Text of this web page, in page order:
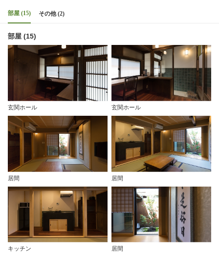
部屋 (15) その他 (2)
部屋 (15)
玄関ホール 玄関ホール
居間 居間
キッチン 居間